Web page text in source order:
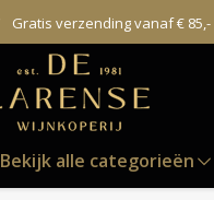
Gratis verzending vanaf € 85,-
Bekijk alle categorieën